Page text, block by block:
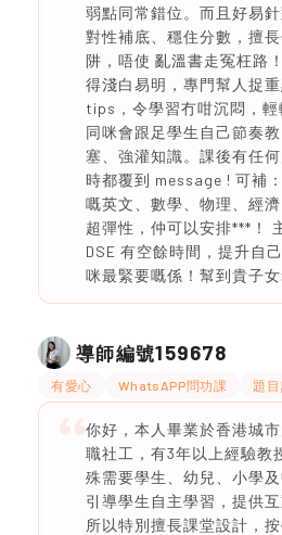
弱點同常錯位。而且好易
對性補底、穩住分數，擅
阱，唔使 亂溫書走冤枉路
得淺白易明，專門幫人捉
tips，令學習冇咁沉悶，輕
同咪會跟足學生自己節奏
塞、強灌知識。課後有任
時都覆到 message ! 可補
嘅英文、數學、物理、經
超彈性，仲可以安排***！
DSE 有空餘時間，提升自
咪最緊要嘅係！幫到貴子女
導師編號159678
有愛心 WhatsAPP問功課 題
你好，本人畢業於香港城
職社工，有3年以上經驗教
殊需要學生、幼兒、小學
引導學生自主學習，提供
所以特別擅長課堂設計，